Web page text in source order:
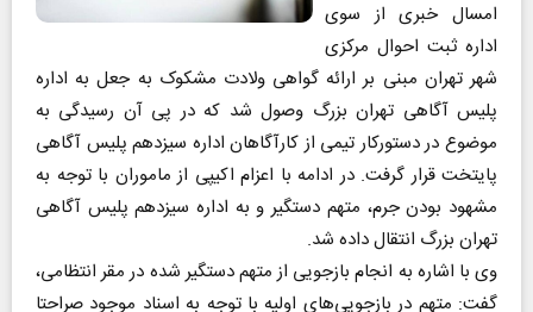
امسال خبری از سوی
اداره ثبت احوال مرکزی
شهر تهران مبنی بر ارائه گواهی ولادت مشکوک به جعل به اداره
پلیس آگاهی تهران بزرگ وصول شد که در پی آن رسیدگی به
موضوع در دستورکار تیمی از کارآگاهان اداره سیزدهم پلیس آگاهی
پایتخت قرار گرفت. در ادامه با اعزام اکیپی از ماموران با توجه به
مشهود بودن جرم، متهم دستگیر و به اداره سیزدهم پلیس آگاهی
تهران بزرگ انتقال داده شد.
وی با اشاره به انجام بازجویی از متهم دستگیر شده در مقر انتظامی،
گفت: متهم در بازجویی‌های اولیه با توجه به اسناد موجود صراحتا